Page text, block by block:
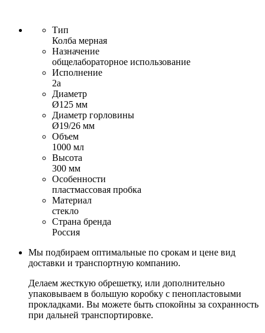
Тип
Колба мерная
Назначение
общелабораторное использование
Исполнение
2а
Диаметр
Ø125 мм
Диаметр горловины
Ø19/26 мм
Объем
1000 мл
Высота
300 мм
Особенности
пластмассовая пробка
Материал
стекло
Страна бренда
Россия
Мы подбираем оптимальные по срокам и цене вид
доставки и транспортную компанию.
Делаем жесткую обрешетку, или дополнительно
упаковываем в большую коробку с пенопластовыми
прокладками. Вы можете быть спокойны за сохранность
при дальней транспортировке.